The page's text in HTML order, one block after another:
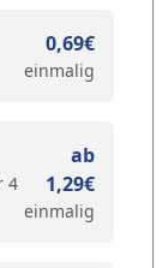
0,69€
einmalig
4
ab
1,29€
einmalig